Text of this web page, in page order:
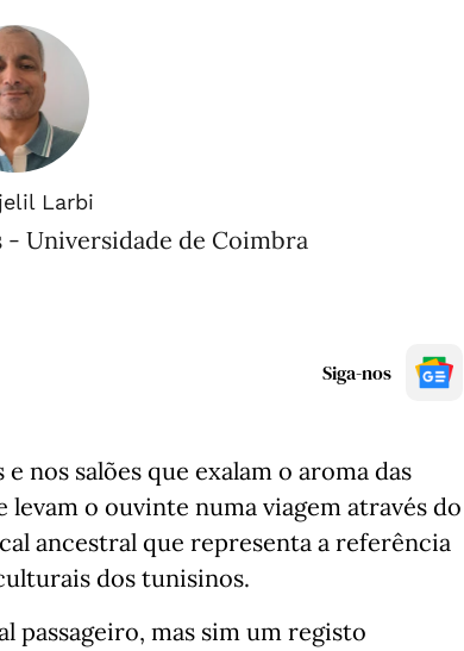
Larbi
- Universidade de Coimbra
Siga-nos
nos salões que exalam o aroma das
o ouvinte numa viagem através do
ancestral que representa a referência
dos tunisinos.
passageiro, mas sim um registo